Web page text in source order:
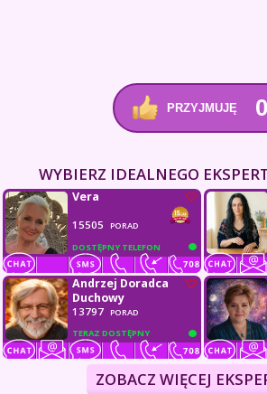
PRZYJMUJĘ 0
WYBIERZ IDEALNEGO
DOSTĘPNY TELEFON
Vera
15505
PORAD
TERAZ DOSTĘPNY
Andrzej Doradca
Duchowy
13797 PORAD
ZOBACZ WIĘCEJ